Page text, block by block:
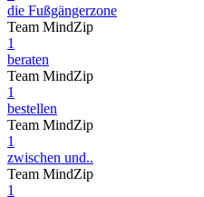
die Fußgängerzone
Team MindZip
1
beraten
Team MindZip
1
bestellen
Team MindZip
1
zwischen und..
Team MindZip
1